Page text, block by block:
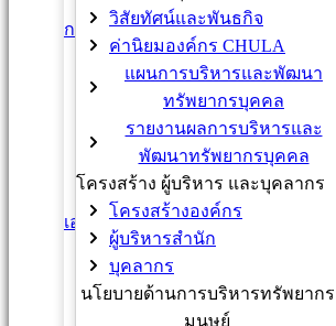
การสรรหาและคัดเลือก
ร่วมงานกับจุฬาฯ
การสรรหาทั่วไป
การสรรหา (Mid Careers)
การสรรหาภายใน
มาตรฐานประจำตำแหน่ง
แนวทางการสัมภาษณ์
เอกสารฉบับภาษาอังกฤษ
ข้อบังคับจุฬาลงกรณ์มหาวิทยา
ระเบียบจุฬาลงกรณ์มหาวิทยาลัย
ประกาศจุฬาลงกรณ์มหาวิทยา
วิสัยทัศน์และพันธกิจ
ค่านิยมองค์กร CHULA
แผนการบริหารและพัฒนา
ทรัพยากรบุคคล
รายงานผลการบริหารและ
พัฒนาทรัพยากรบุคคล
โครงสร้าง ผู้บริหาร และบุคลากร
โครงสร้างองค์กร
ผู้บริหารสำนัก
บุคลากร
นโยบายด้านการบริหารทรัพยากร
มนุษย์